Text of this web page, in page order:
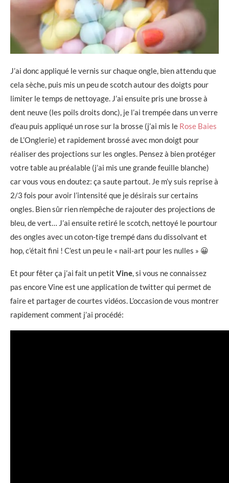
J’ai donc appliqué le vernis sur chaque ongle, bien attendu que
cela sèche, puis mis un peu de scotch autour des doigts pour
limiter le temps de nettoyage. J’ai ensuite pris une brosse à
dent neuve (les poils droits donc), je l’ai trempée dans un verre
d’eau puis appliqué un rose sur la brosse (j’ai mis le Rose Baies
de L’Onglerie) et rapidement brossé avec mon doigt pour
réaliser des projections sur les ongles. Pensez à bien protéger
votre table au préalable (j’ai mis une grande feuille blanche)
car vous vous en doutez: ça saute partout. Je m’y suis reprise à
2/3 fois pour avoir l’intensité que je désirais sur certains
ongles. Bien sûr rien n’empêche de rajouter des projections de
bleu, de vert… J’ai ensuite retiré le scotch, nettoyé le pourtour
des ongles avec un coton-tige trempé dans du dissolvant et
hop, c’était fini ! C’est un peu le « nail-art pour les nulles » 😀
Et pour fêter ça j’ai fait un petit Vine, si vous ne connaissez
pas encore Vine est une application de twitter qui permet de
faire et partager de courtes vidéos. L’occasion de vous montrer
rapidement comment j’ai procédé: